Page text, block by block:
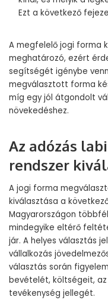
Ezt a következő
A megfelelő jogi forma
meghatározó, ezért
segítségét igénybe
megválasztott forma
míg egy jól átgondolt
növekedéshez.
Az adózás
rendszer
A jogi forma
kiválasztása a
Magyarországon
mindegyike eltérő
jár. A helyes választás
vállalkozás
választás során
bevételét, költségeit,
tevékenység jellegét.